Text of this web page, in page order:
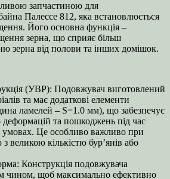
запчастиною для
Палессе 812, яка встановлюється
Його основна функція –
зерна, що сприяє більш
зерна від полови та інших домішок.
(УВР): Подовжувач виготовлений
та має додаткові елементи
ламелей – S=1.0 мм), що забезпечує
деформацій та пошкоджень під час
Це особливо важливо при
великою кількістю бур’янів або
Конструкція подовжувача
чином, щоб максимально ефективно